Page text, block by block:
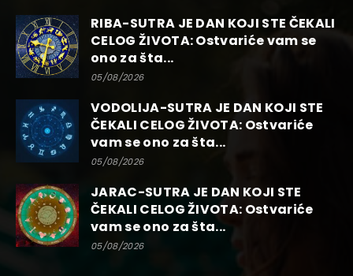
RIBA-SUTRA JE DAN KOJI STE ČEKALI
CELOG ŽIVOTA: Ostvariće vam se
ono za šta...
05/08/2026
VODOLIJA-SUTRA JE DAN KOJI STE
ČEKALI CELOG ŽIVOTA: Ostvariće
vam se ono za šta...
05/08/2026
JARAC-SUTRA JE DAN KOJI STE
ČEKALI CELOG ŽIVOTA: Ostvariće
vam se ono za šta...
05/08/2026